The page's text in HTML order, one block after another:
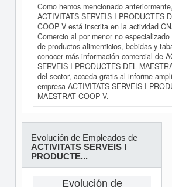
Como hemos mencionado
ACTIVITATS SERVEIS I PRODUCTES
COOP V está inscrita en la actividad
Comercio al por menor no
de productos alimenticios, bebidas y
conocer más información comercial de
SERVEIS I PRODUCTES DEL
del sector, acceda gratis al informe
empresa ACTIVITATS SERVEIS I
MAESTRAT COOP V.
Evolución de Empleados de
ACTIVITATS SERVEIS I
PRODUCTE...
Evolución de